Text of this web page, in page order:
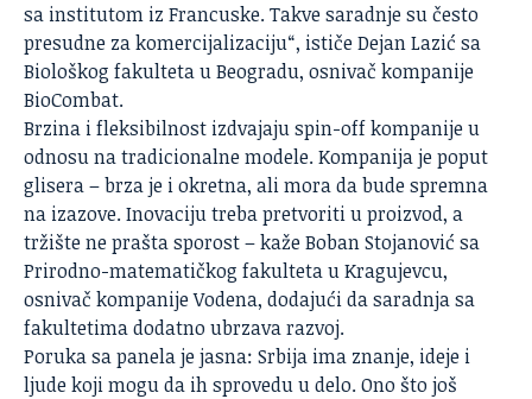
sa institutom iz Francuske. Takve saradnje su često
presudne za komercijalizaciju“, ističe Dejan Lazić sa
Biološkog fakulteta u Beogradu, osnivač kompanije
BioCombat.
Brzina i fleksibilnost izdvajaju spin-off kompanije u
odnosu na tradicionalne modele. Kompanija je poput
glisera – brza je i okretna, ali mora da bude spremna
na izazove. Inovaciju treba pretvoriti u proizvod, a
tržište ne prašta sporost – kaže Boban Stojanović sa
Prirodno-matematičkog fakulteta u Kragujevcu,
osnivač kompanije Vodena, dodajući da saradnja sa
fakultetima dodatno ubrzava razvoj.
Poruka sa panela je jasna: Srbija ima znanje, ideje i
ljude koji mogu da ih sprovedu u delo. Ono što još